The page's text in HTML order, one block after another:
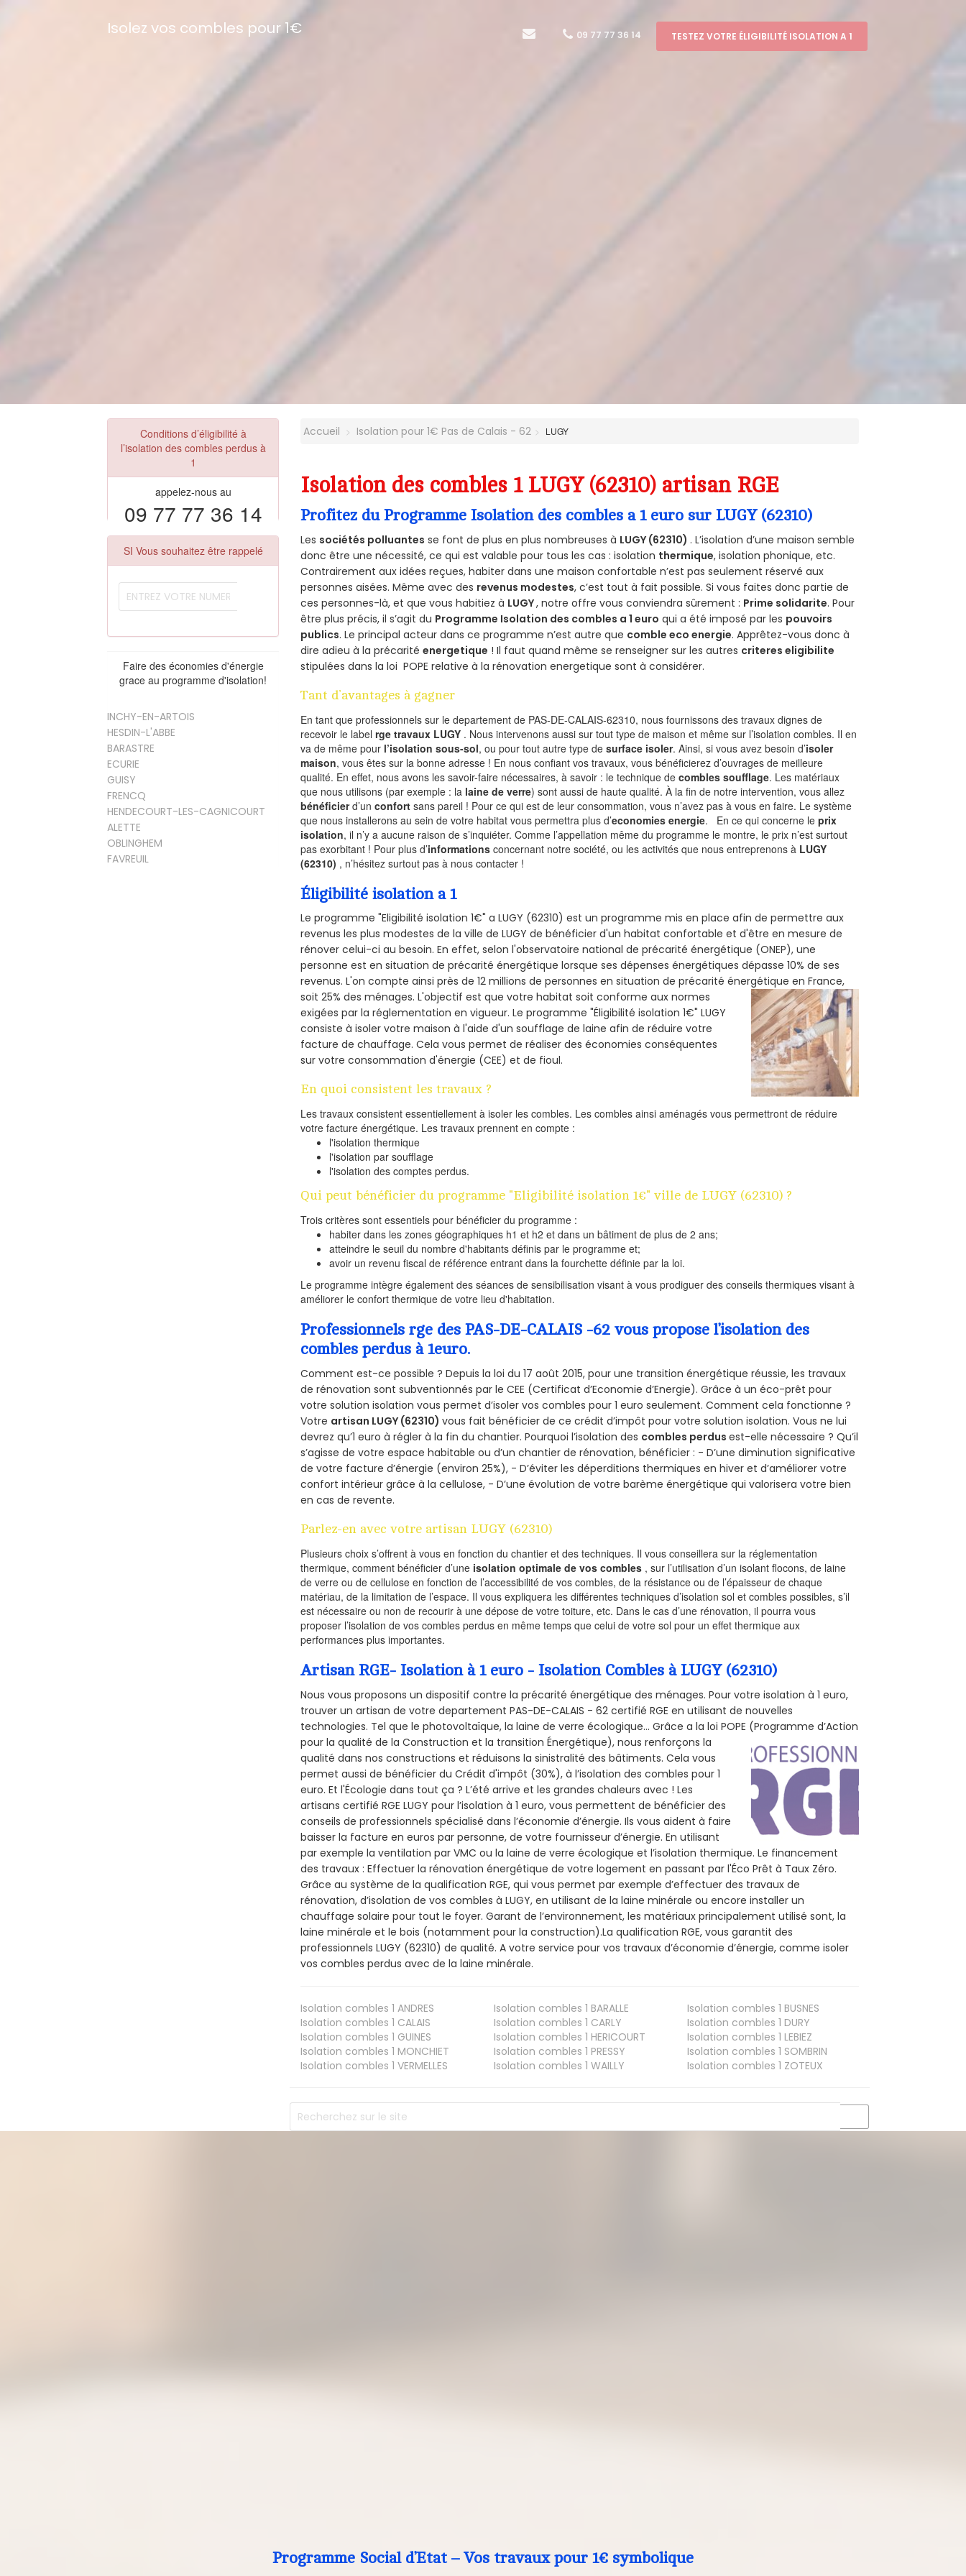
Isolez vos combles pour 1€ 09 77 77 36 14 TESTEZ VOTRE ÉLIGIBILITÉ ISOLATION A 1
Conditions d’éligibilité à
l’isolation des combles perdus à
1
appelez-nous au
09 77 77 36 14
SI Vous souhaitez être rappelé
Faire des économies d'énergie
grace au programme d'isolation!
INCHY-EN-ARTOIS
HESDIN-L'ABBE
BARASTRE
ECURIE
GUISY
FRENCQ
HENDECOURT-LES-CAGNICOURT
ALETTE
OBLINGHEM
FAVREUIL
Accueil Isolation pour 1€ Pas de Calais - 62 LUGY
Isolation des combles 1 LUGY (62310) artisan RGE
Profitez du Programme Isolation des combles a 1 euro sur LUGY (62310)
Les sociétés polluantes se font de plus en plus nombreuses à LUGY (62310) . L’isolation d’une maison semble
donc être une nécessité, ce qui est valable pour tous les cas : isolation thermique, isolation phonique, etc.
Contrairement aux idées reçues, habiter dans une maison confortable n’est pas seulement réservé aux
personnes aisées. Même avec des revenus modestes, c’est tout à fait possible. Si vous faites donc partie de
ces personnes-là, et que vous habitiez à LUGY, notre offre vous conviendra sûrement : Prime solidarite. Pour
être plus précis, il s’agit du Programme Isolation des combles a 1 euro qui a été imposé par les pouvoirs
publics. Le principal acteur dans ce programme n’est autre que comble eco energie. Apprêtez-vous donc à
dire adieu à la précaritéenergetique ! Il faut quand même se renseigner sur les autres criteres eligibilite
stipulées dans la loi POPE relative à la rénovation energetique sont à considérer.
Tant d’avantages à gagner
En tant que professionnels sur le departement de PAS-DE-CALAIS-62310, nous fournissons des travaux dignes de
recevoir le labelrge travaux LUGY . Nous intervenons aussi sur tout type de maison et même sur l’isolation combles. Il en
va de même pour l’isolation sous-sol, ou pour tout autre type desurface isoler. Ainsi, si vous avez besoin d’isoler
maison, vous êtes sur la bonne adresse ! En nous confiant vos travaux, vous bénéficierez d’ouvrages de meilleure
qualité. En effet, nous avons les savoir-faire nécessaires, à savoir : le technique decombles soufflage. Les matériaux
que nous utilisons (par exemple : la laine de verre) sont aussi de haute qualité. À la fin de notre intervention, vous allez
bénéficierd’unconfort sans pareil ! Pour ce qui est de leur consommation, vous n’avez pas à vous en faire. Le système
que nous installerons au sein de votre habitat vous permettra plus d’economies energie. En ce qui concerne leprix
isolation, il n’y a aucune raison de s’inquiéter. Comme l’appellation même du programme le montre, le prix n’est surtout
pas exorbitant ! Pour plus d’informations concernant notre société, ou les activités que nous entreprenons à LUGY
(62310) , n’hésitez surtout pas à nous contacter !
Éligibilité isolation a 1
Le programme "Eligibilité isolation 1€" a LUGY (62310) est un programme mis en place afin de permettre aux
revenus les plus modestes de la ville de LUGY de bénéficier d'un habitat confortable et d'être en mesure de
rénover celui-ci au besoin. En effet, selon l'observatoire national de précarité énergétique (ONEP), une
personne est en situation de précarité énergétique lorsque ses dépenses énergétiques dépasse 10% de ses
revenus. L'on compte ainsi près de 12 millions de personnes en situation de précarité énergétique en France,
soit 25% des ménages.L'objectif est que votre habitat soit conforme aux normes
exigées par la réglementation en vigueur. Le programme "Éligibilité isolation 1€" LUGY
consiste à isoler votre maison à l'aide d'un soufflage de laine afin de réduire votre
facture de chauffage. Cela vous permet de réaliser des économies conséquentes
sur votre consommation d'énergie (CEE) et de fioul.
En quoi consistent les travaux ?
Les travaux consistent essentiellement à isoler les combles. Les combles ainsi aménagés vous permettront de réduire
votre facture énergétique. Les travaux prennent en compte :
l'isolation thermique
l'isolation par soufflage
l'isolation des comptes perdus.
Qui peut bénéficier du programme "Eligibilité isolation 1€" ville de LUGY (62310) ?
Trois critères sont essentiels pour bénéficier du programme :
habiter dans les zones géographiques h1 et h2 et dans un bâtiment de plus de 2 ans;
atteindre le seuil du nombre d'habitants définis par le programme et;
avoir un revenu fiscal de référence entrant dans la fourchette définie par la loi.
Le programme intègre également des séances de sensibilisation visant à vous prodiguer des conseils thermiques visant à
améliorer le confort thermique de votre lieu d'habitation.
Professionnels rge des PAS-DE-CALAIS -62 vous propose l’isolation des
combles perdus à 1euro.
Comment est-ce possible ? Depuis la loi du 17 août 2015, pour une transition énergétique réussie, les travaux
de rénovation sont subventionnés par le CEE (Certificat d’Economie d’Energie). Grâce à un éco-prêt pour
votre solution isolation vous permet d’isoler vos combles pour 1 euro seulement. Comment cela fonctionne ?
Votre artisan LUGY (62310)vous fait bénéficier de ce crédit d’impôt pour votre solution isolation. Vous ne lui
devrez qu’1 euro à régler à la fin du chantier. Pourquoi l’isolation des combles perdusest-elle nécessaire ? Qu’il
s’agisse de votre espace habitable ou d’un chantier de rénovation, bénéficier : - D’une diminution significative
de votre facture d’énergie (environ 25%), - D’éviter les déperditions thermiques en hiver et d’améliorer votre
confort intérieur grâce à la cellulose, - D’une évolution de votre barème énergétique qui valorisera votre bien
en cas de revente.
Parlez-en avec votre artisan LUGY (62310)
Plusieurs choix s’offrent à vous en fonction du chantier et des techniques. Il vous conseillera sur la réglementation
thermique, comment bénéficier d’une isolation optimale de vos combles , sur l’utilisation d’un isolant flocons, de laine
de verre ou de cellulose en fonction de l’accessibilité de vos combles, de la résistance ou de l’épaisseur de chaque
matériau, de la limitation de l’espace. Il vous expliquera les différentes techniques d’isolation sol et combles possibles, s’il
est nécessaire ou non de recourir à une dépose de votre toiture, etc. Dans le cas d’une rénovation, il pourra vous
proposer l’isolation de vos combles perdus en même temps que celui de votre sol pour un effet thermique aux
performances plus importantes.
Artisan RGE- Isolation à 1 euro - Isolation Combles à LUGY (62310)
Nous vous proposons un dispositif contre la précarité énergétique des ménages. Pour votre isolation à 1 euro,
trouver un artisan de votre departement PAS-DE-CALAIS - 62 certifié RGE en utilisant de nouvelles
technologies. Tel que le photovoltaïque, la laine de verre écologique... Grâce a la loi POPE (Programme d’Action
pour la qualité de la Construction et la transition Énergétique), nous renforçons la
qualité dans nos constructions et réduisons la sinistralité des bâtiments. Cela vous
permet aussi de bénéficier du Crédit d'impôt (30%), à l’isolation des combles pour 1
euro. Et l'Écologie dans tout ça ? L’été arrive et les grandes chaleurs avec ! Les
artisans certifié RGE LUGY pour l’isolation à 1 euro, vous permettent de bénéficier des
conseils de professionnels spécialisé dans l’économie d’énergie. Ils vous aident à faire
baisser la facture en euros par personne, de votre fournisseur d’énergie. En utilisant
par exemple la ventilation par VMC ou la laine de verre écologique et l’isolation thermique. Le financement
des travaux : Effectuer la rénovation énergétique de votre logement en passant par l'Éco Prêt à Taux Zéro.
Grâce au système de la qualification RGE, qui vous permet par exemple d’effectuer des travaux de
rénovation, d’isolation de vos combles à LUGY, en utilisant de la laine minérale ou encore installer un
chauffage solaire pour tout le foyer. Garant de l’environnement, les matériaux principalement utilisé sont, la
laine minérale et le bois (notamment pour la construction).La qualification RGE, vous garantit des
professionnels LUGY (62310) de qualité. A votre service pour vos travaux d’économie d’énergie, comme isoler
vos combles perdus avec de la laine minérale.
Isolation combles 1 ANDRES Isolation combles 1 BARALLE Isolation combles 1 BUSNES
Isolation combles 1 CALAIS Isolation combles 1 CARLY Isolation combles 1 DURY
Isolation combles 1 GUINES Isolation combles 1 HERICOURT Isolation combles 1 LEBIEZ
Isolation combles 1 MONCHIET Isolation combles 1 PRESSY Isolation combles 1 SOMBRIN
Isolation combles 1 VERMELLES Isolation combles 1 WAILLY Isolation combles 1 ZOTEUX
Programme Social d’Etat – Vos travaux pour 1€ symbolique